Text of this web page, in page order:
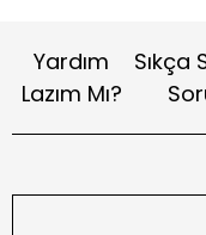
Yardım
Lazım Mı?
Sıkça